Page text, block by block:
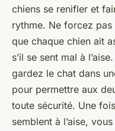
chiens se renifler et
rythme. Ne forcez pas
que chaque chien ait
s’il se sent mal à
gardez le chat dans
pour permettre aux
toute sécurité. Une
semblent à l’aise,